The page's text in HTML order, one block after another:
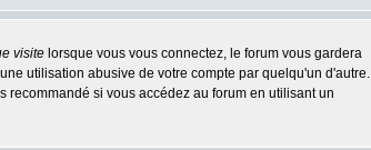
visite lorsque vous vous connectez, le forum vous gardera
utilisation abusive de votre compte par quelqu'un d'autre.
recommandé si vous accédez au forum en utilisant un